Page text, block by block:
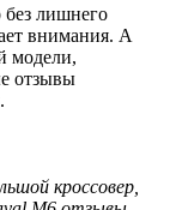
лишнего
внимания. А
модели,
отзывы
кроссовер,